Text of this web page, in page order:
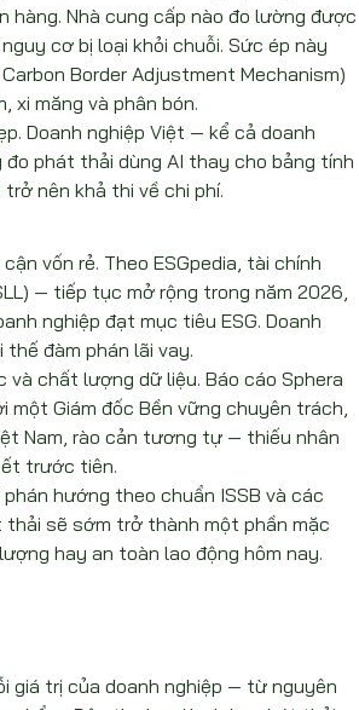
hàng. Nhà cung cấp nào đo lường được
cơ bị loại khỏi chuỗi. Sức ép này
Border Adjustment Mechanism)
xi măng và phân bón.
Doanh nghiệp Việt — kể cả doanh
phát thải dùng AI thay cho bảng tính
nên khả thi về chi phí.
vốn rẻ. Theo ESGpedia, tài chính
— tiếp tục mở rộng trong năm 2026,
nghiệp đạt mục tiêu ESG. Doanh
đàm phán lãi vay.
chất lượng dữ liệu. Báo cáo Sphera
một Giám đốc Bền vững chuyên trách,
Nam, rào cản tương tự — thiếu nhân
trước tiên.
hướng theo chuẩn ISSB và các
sẽ sớm trở thành một phần mặc
hay an toàn lao động hôm nay.
giá trị của doanh nghiệp — từ nguyên